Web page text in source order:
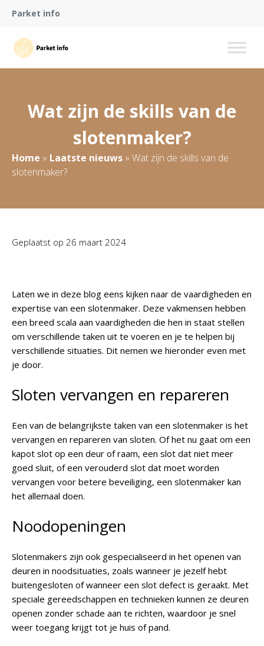
Parket info
Wat zijn de skills van de
slotenmaker?
Home » Laatste nieuws » Wat zijn de skills van de
slotenmaker?
Geplaatst op 26 maart 2024
Laten we in deze blog eens kijken naar de vaardigheden en
expertise van een slotenmaker. Deze vakmensen hebben
een breed scala aan vaardigheden die hen in staat stellen
om verschillende taken uit te voeren en je te helpen bij
verschillende situaties. Dit nemen we hieronder even met
je door.
Sloten vervangen en repareren
Een van de belangrijkste taken van een slotenmaker is het
vervangen en repareren van sloten. Of het nu gaat om een
kapot slot op een deur of raam, een slot dat niet meer
goed sluit, of een verouderd slot dat moet worden
vervangen voor betere beveiliging, een slotenmaker kan
het allemaal doen.
Noodopeningen
Slotenmakers zijn ook gespecialiseerd in het openen van
deuren in noodsituaties, zoals wanneer je jezelf hebt
buitengesloten of wanneer een slot defect is geraakt. Met
speciale gereedschappen en technieken kunnen ze deuren
openen zonder schade aan te richten, waardoor je snel
weer toegang krijgt tot je huis of pand.